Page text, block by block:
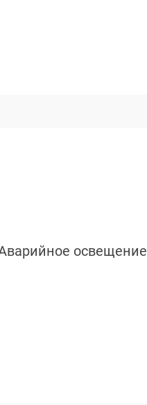
освещение